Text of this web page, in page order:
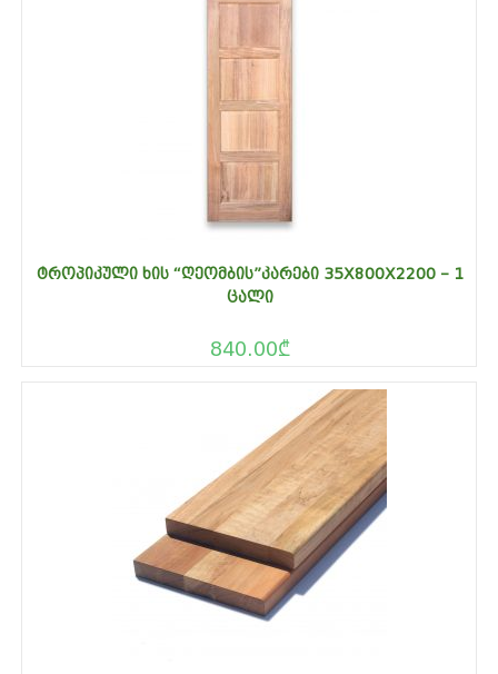
ᲢᲠᲝᲞᲘᲙᲣᲚᲘ ᲮᲘᲡ “ᲦᲔᲝᲛᲑᲘᲡ”ᲙᲐᲠᲔᲑᲘ 35X800X2200 – 1
ᲪᲐᲚᲘ
840.00₾